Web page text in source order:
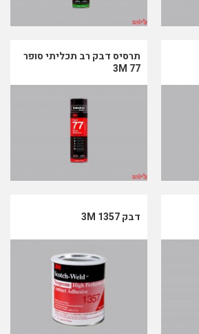
תרסיס דבק רב תכליתי סופר
77 3M
דבק 3M 1357